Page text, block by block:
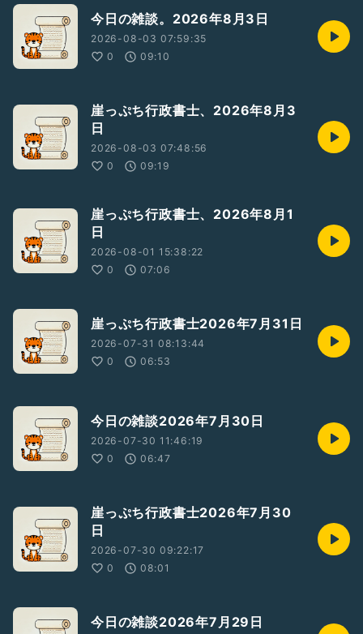
今日の雑談。2026年8月3日
2026-08-03 07:59:35
0
09:10
崖っぷち行政書士、2026年8月3
日
2026-08-03 07:48:56
0
09:19
崖っぷち行政書士、2026年8月1
日
2026-08-01 15:38:22
0
07:06
崖っぷち行政書士2026年7月31日
2026-07-31 08:13:44
0
06:53
今日の雑談2026年7月30日
2026-07-30 11:46:19
0
06:47
崖っぷち行政書士2026年7月30
日
2026-07-30 09:22:17
0
08:01
今日の雑談2026年7月29日